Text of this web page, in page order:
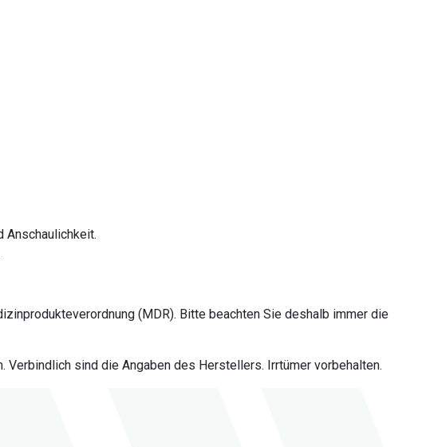
Anschaulichkeit.
(MDR). Bitte beachten Sie deshalb immer die
sind die Angaben des Herstellers. Irrtümer vorbehalten.